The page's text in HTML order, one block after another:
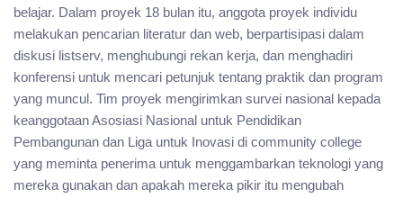
belajar. Dalam proyek 18 bulan itu, anggota proyek individu
melakukan pencarian literatur dan web, berpartisipasi dalam
diskusi listserv, menghubungi rekan kerja, dan menghadiri
konferensi untuk mencari petunjuk tentang praktik dan program
yang muncul. Tim proyek mengirimkan survei nasional kepada
keanggotaan Asosiasi Nasional untuk Pendidikan
Pembangunan dan Liga untuk Inovasi di community college
yang meminta penerima untuk menggambarkan teknologi yang
mereka gunakan dan apakah mereka pikir itu mengubah